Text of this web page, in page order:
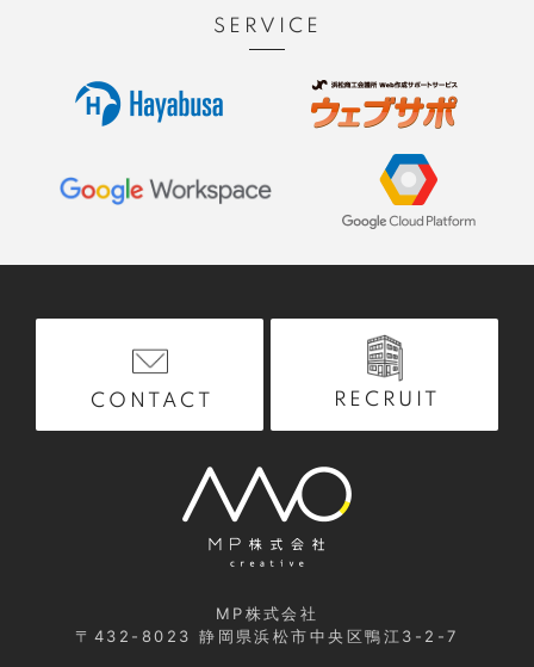
SERVICE
CONTACT RECRUIT
MP株式会社
〒432-8023静岡県浜松市中央区鴨江3-2-7